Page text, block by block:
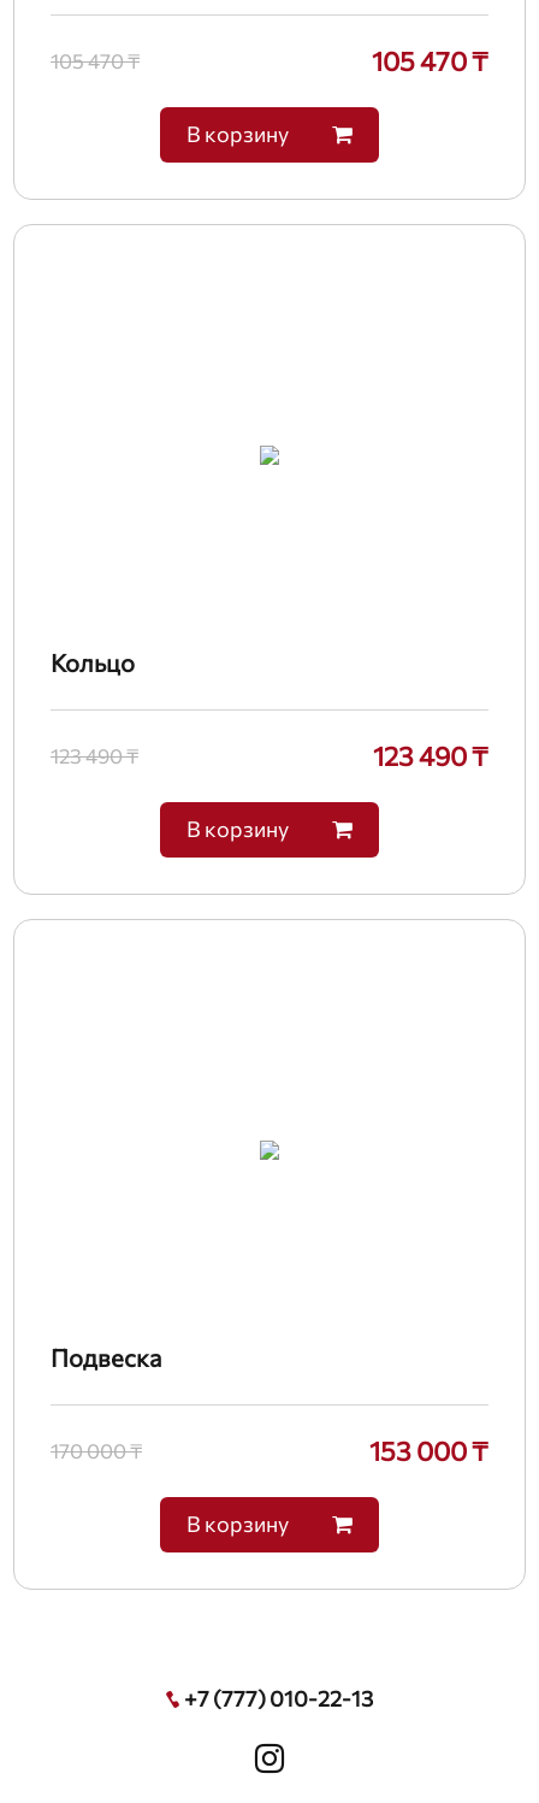
105 470 ₸ 105 470 ₸
В корзину
Кольцо
123 490 ₸ 123 490 ₸
В корзину
Подвеска
170 000 ₸ 153 000 ₸
В корзину
+7 (777) 010-22-13